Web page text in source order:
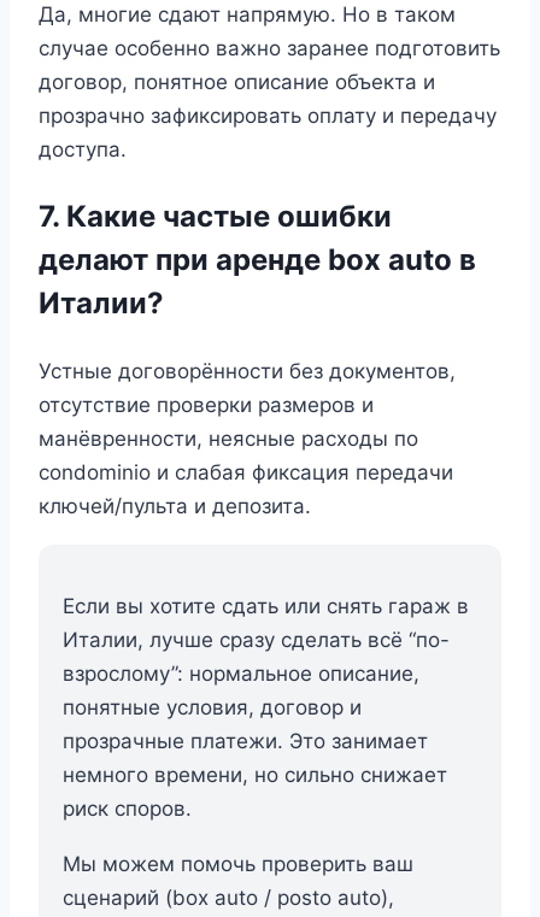
Да, многие сдают напрямую. Но в таком
случае особенно важно заранее подготовить
договор, понятное описание объекта и
прозрачно зафиксировать оплату и передачу
доступа.
7. Какие частые ошибки
делают при аренде box auto в
Италии?
Устные договорённости без документов,
отсутствие проверки размеров и
манёвренности, неясные расходы по
condominio и слабая фиксация передачи
ключей/пульта и депозита.
Если вы хотите сдать или снять гараж в
Италии, лучше сразу сделать всё “по-
взрослому”: нормальное описание,
понятные условия, договор и
прозрачные платежи. Это занимает
немного времени, но сильно снижает
риск споров.
Мы можем помочь проверить ваш
сценарий (box auto / posto auto),